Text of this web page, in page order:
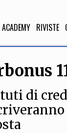
ACADEMY RIVISTE
di